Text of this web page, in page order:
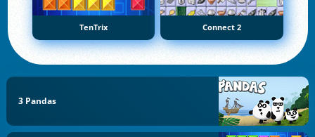
TenTrix Connect 2
3 Pandas